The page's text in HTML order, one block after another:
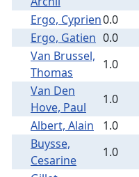
Ergo, Cyprien0.0
Ergo, Gatien 0.0
Van Brussel,
Thomas
1.0
Van Den
Hove, Paul
1.0
Albert, Alain
1.0
Buysse,
Cesarine
1.0